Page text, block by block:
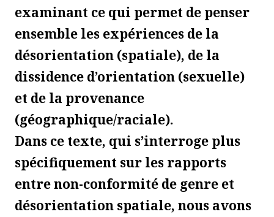
examinant ce qui permet de penser
ensemble les expériences de la
désorientation (spatiale), de la
dissidence d’orientation (sexuelle)
et de la provenance
(géographique/raciale).
Dans ce texte, qui s’interroge plus
spécifiquement sur les rapports
entre non-conformité de genre et
désorientation spatiale, nous avons